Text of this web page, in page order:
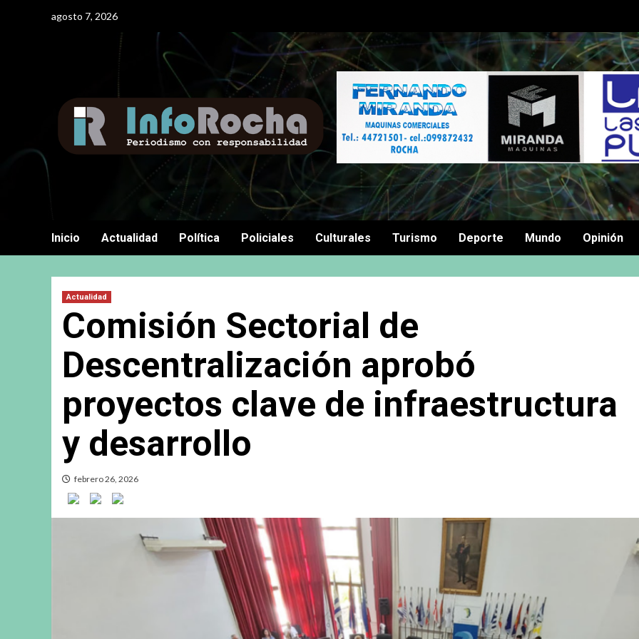
agosto 7, 2026
Inicio Actualidad Política Policiales Culturales Turismo Deporte Mundo Opinión
Actualidad
Comisión Sectorial de
Descentralización aprobó
proyectos clave de infraestructura
y desarrollo
febrero 26, 2026